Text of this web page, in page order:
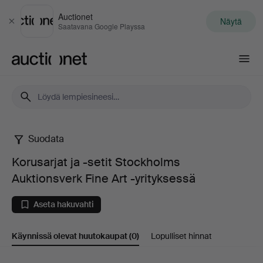
Sulje
Auctionet
Saatavana Google Playssa Näytä
Korusarjat
ja
setit
Suodata
Korusarjat ja -setit Stockholms
Auktionsverk Fine Art -yrityksessä
Aseta hakuvahti
Käynnissä olevat huutokaupat(0) Lopulliset hinnat